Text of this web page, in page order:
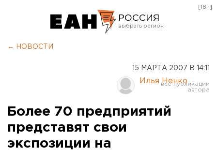
РОССИЯ
Курган
Оренбург
[18+]
← НОВОСТИ
15 МАРТА 2007 В 14:11
Илья Ненко
Более 70 предприятий
представят свои
экспозиции на